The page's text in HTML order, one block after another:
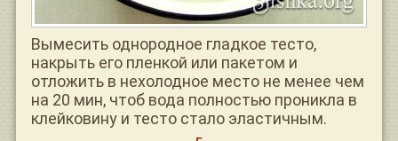
Вымесить однородное гладкое тесто,
накрыть его пленкой или пакетом и
отложить в нехолодное место не менее чем
на 20 мин, чтоб вода полностью проникла в
клейковину и тесто стало эластичным.